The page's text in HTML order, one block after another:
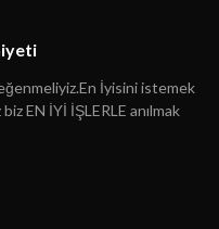
İyisini istemek
EN İYİ İŞLERLE anılmak